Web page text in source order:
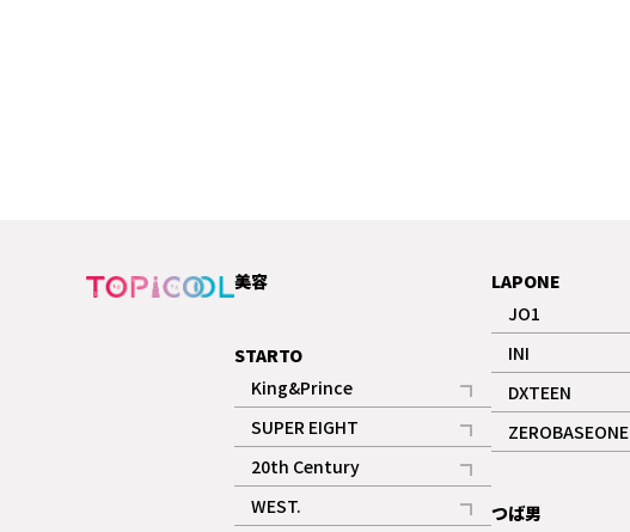
美容
STARTO
King&Prince
記事
SUPER EIGHT
記事
20th Century
記事
WEST.
LAPONE
JO1
記事
ギャラリー
INI
記事
ギャラリー
DXTEEN
記事
ギャラリー
ZEROBASEONE
記事
つば男